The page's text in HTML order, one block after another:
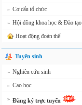
» Cơ cấu tổ chức
» Hội đồng khoa học & Đào tạo
Hoạt động đoàn thể
Tuyển sinh
» Nghiên cứu sinh
» Cao học
» Đăng ký trực tuyến